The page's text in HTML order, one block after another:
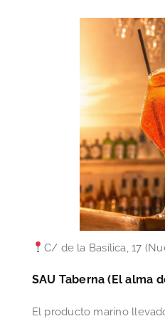
C/ de la Basílica, 17
SAU Taberna (El alma
El producto marino